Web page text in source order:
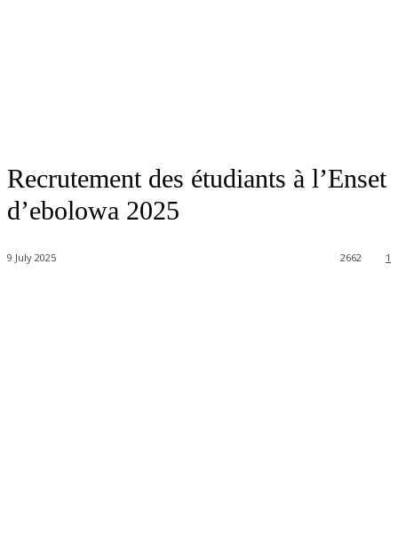
Recrutement des étudiants à l’Enset
d’ebolowa 2025
9 July 2025 1
2662